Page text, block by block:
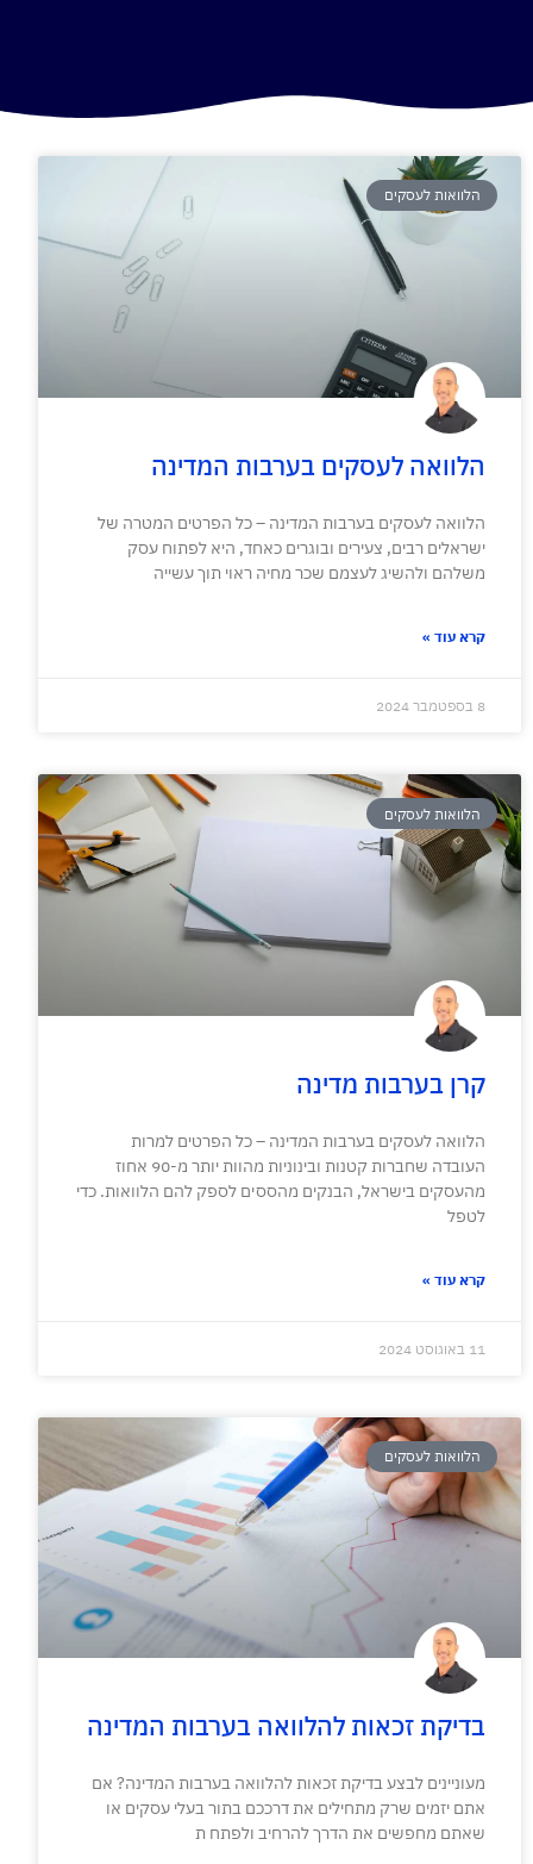
הלוואות לעסקים
הלוואה לעסקים בערבות המדינה
הלוואה לעסקים בערבות המדינה – כל הפרטים המטרה של
ישראלים רבים, צעירים ובוגרים כאחד, היא לפתוח עסק
משלהם ולהשיג לעצמם שכר מחיה ראוי תוך עשייה
קרא עוד »
8 בספטמבר 2024
הלוואות לעסקים
קרן בערבות מדינה
הלוואה לעסקים בערבות המדינה – כל הפרטים למרות
העובדה שחברות קטנות ובינוניות מהוות יותר מ-90 אחוז
מהעסקים בישראל, הבנקים מהססים לספק להם הלוואות. כדי
לטפל
קרא עוד »
11 באוגוסט 2024
הלוואות לעסקים
בדיקת זכאות להלוואה בערבות המדינה
מעוניינים לבצע בדיקת זכאות להלוואה בערבות המדינה? אם
אתם יזמים שרק מתחילים את דרככם בתור בעלי עסקים או
שאתם מחפשים את הדרך להרחיב ולפתח ת